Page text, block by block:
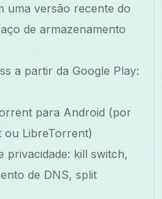
uma versão recente do
de armazenamento
a partir da Google Play:
para Android (por
ou LibreTorrent)
privacidade: kill switch,
de DNS, split